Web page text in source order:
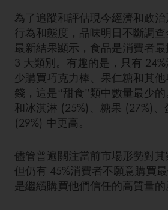
為了追蹤和評估現今經濟和政
行為和態度，品味明日不斷調
最新結果顯示，食品是消費者
3 大類別。有趣的是，只有
少購買巧克力棒、果仁糖和其
錢，這是“甜食”類中數量最少
和冰淇淋 (25%)、糖果 (27%)
(29%) 中更高。
儘管普遍關注當前市場形勢對其
但仍有 45%消費者不願意購買
是繼續購買他們信任的高質量的